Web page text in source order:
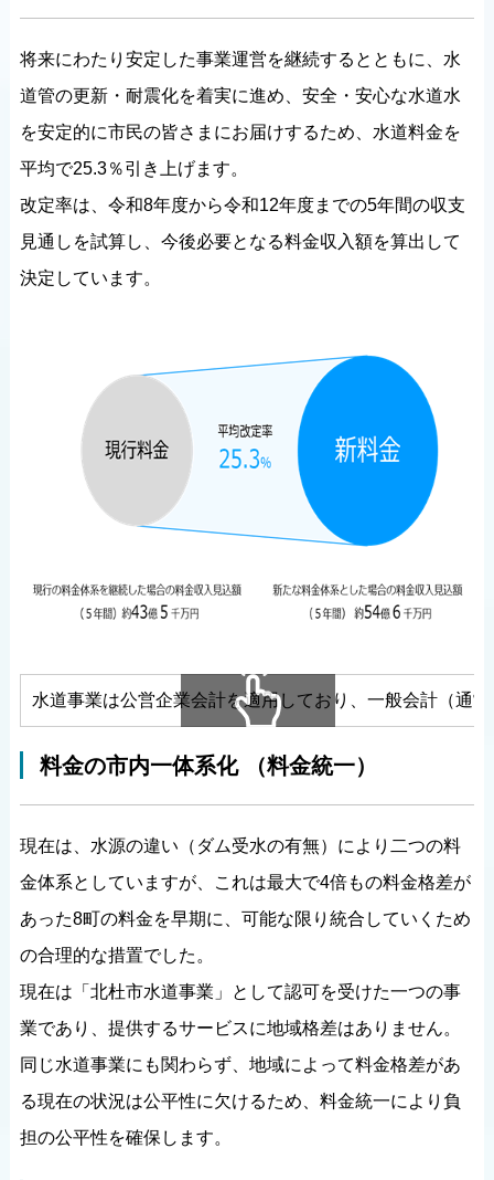
将来にわたり安定した事業運営を継続するとともに、水
道管の更新・耐震化を着実に進め、安全・安心な水道水
を安定的に市民の皆さまにお届けするため、水道料金を
平均で25.3％引き上げます。
改定率は、令和8年度から令和12年度までの5年間の収支
見通しを試算し、今後必要となる料金収入額を算出して
決定しています。
水道事業は公営企業会計を適用しており、一般会計（通
料金の市内一体系化 （料金統一）
現在は、水源の違い（ダム受水の有無）により二つの料
金体系としていますが、これは最大で4倍もの料金格差が
あった8町の料金を早期に、可能な限り統合していくため
の合理的な措置でした。
現在は「北杜市水道事業」として認可を受けた一つの事
業であり、提供するサービスに地域格差はありません。
同じ水道事業にも関わらず、地域によって料金格差があ
る現在の状況は公平性に欠けるため、料金統一により負
担の公平性を確保します。